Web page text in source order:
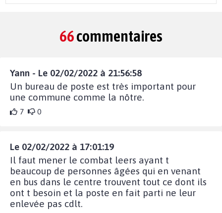
66commentaires
Yann - Le 02/02/2022 à 21:56:58
Un bureau de poste est très important pour
une commune comme la nôtre.
7 0
Le 02/02/2022 à 17:01:19
Il faut mener le combat leers ayant t
beaucoup de personnes âgées qui en venant
en bus dans le centre trouvent tout ce dont ils
ont t besoin et la poste en fait parti ne leur
enlevée pas cdlt.